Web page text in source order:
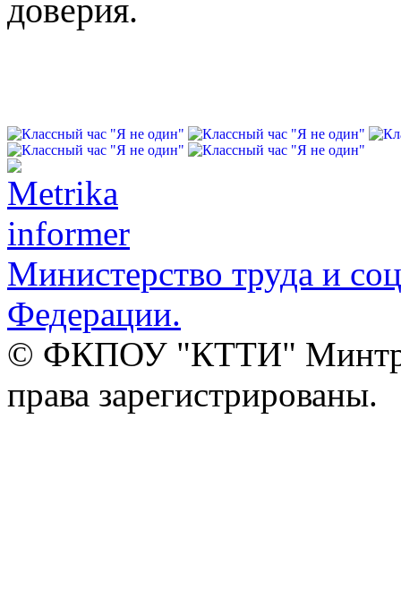
доверия.
Министерство труда и
Федерации.
© ФКПОУ "КТТИ"
права зарегистрированы.